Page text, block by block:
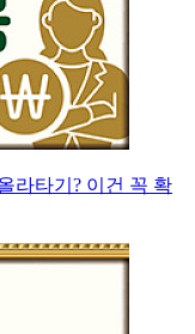
라타기? 이건 꼭 확